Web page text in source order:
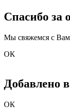
Спасибо за
Мы свяжемся с
ОК
Добавлено
ОК